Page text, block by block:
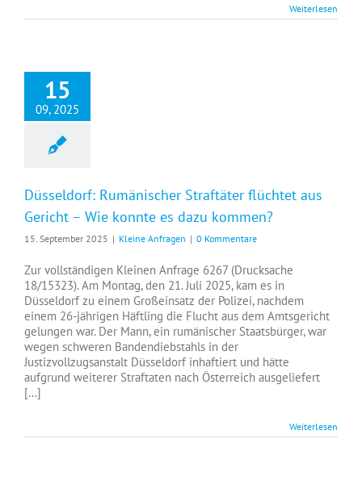
Weiterlesen
15
09, 2025
Düsseldorf: Rumänischer Straftäter flüchtet aus
Gericht – Wie konnte es dazu kommen?
15. September 2025 | Kleine Anfragen | 0 Kommentare
Zur vollständigen Kleinen Anfrage 6267 (Drucksache
18/15323). Am Montag, den 21. Juli 2025, kam es in
Düsseldorf zu einem Großeinsatz der Polizei, nachdem
einem 26-jährigen Häftling die Flucht aus dem Amtsgericht
gelungen war. Der Mann, ein rumänischer Staatsbürger, war
wegen schweren Bandendiebstahls in der
Justizvollzugsanstalt Düsseldorf inhaftiert und hätte
aufgrund weiterer Straftaten nach Österreich ausgeliefert
[...]
Weiterlesen